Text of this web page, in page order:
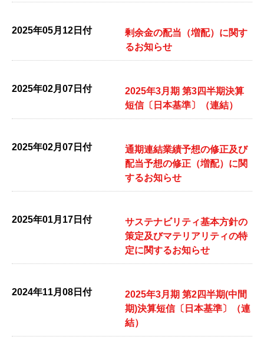
2025年05月12日付
剰余金の配当（増配）に関す
るお知らせ
2025年02月07日付
2025年3月期 第3四半期決算
短信〔日本基準〕（連結）
2025年02月07日付
通期連結業績予想の修正及び
配当予想の修正（増配）に関
するお知らせ
2025年01月17日付
サステナビリティ基本方針の
策定及びマテリアリティの特
定に関するお知らせ
2024年11月08日付
2025年3月期 第2四半期(中間
期)決算短信〔日本基準〕（連
結）